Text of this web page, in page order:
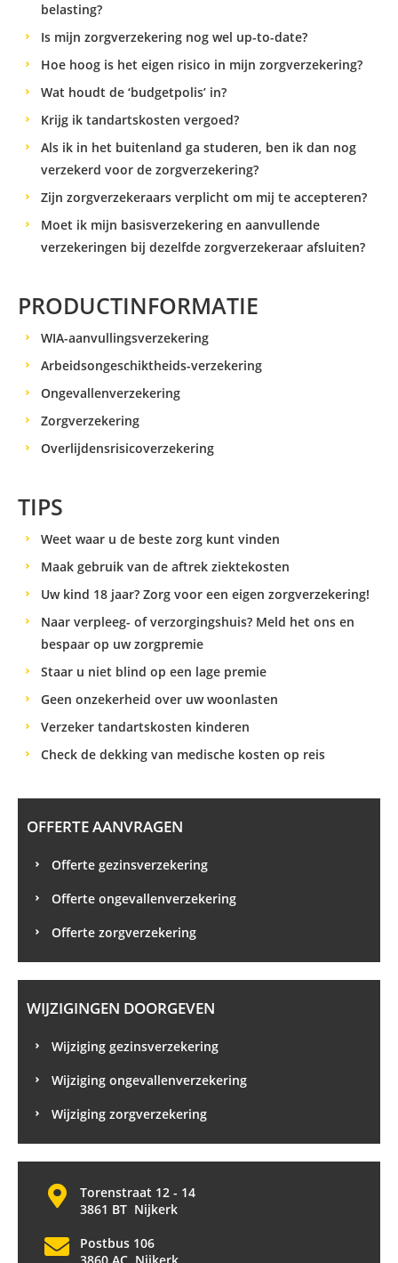
belasting?
Is mijn zorgverzekering nog wel up-to-date?
Hoe hoog is het eigen risico in mijn zorgverzekering?
Wat houdt de ‘budgetpolis’ in?
Krijg ik tandartskosten vergoed?
Als ik in het buitenland ga studeren, ben ik dan nog
verzekerd voor de zorgverzekering?
Zijn zorgverzekeraars verplicht om mij te accepteren?
Moet ik mijn basisverzekering en aanvullende
verzekeringen bij dezelfde zorgverzekeraar afsluiten?
PRODUCTINFORMATIE
WIA-aanvullingsverzekering
Arbeidsongeschiktheids-verzekering
Ongevallenverzekering
Zorgverzekering
Overlijdensrisicoverzekering
TIPS
Weet waar u de beste zorg kunt vinden
Maak gebruik van de aftrek ziektekosten
Uw kind 18 jaar? Zorg voor een eigen zorgverzekering!
Naar verpleeg- of verzorgingshuis? Meld het ons en
bespaar op uw zorgpremie
Staar u niet blind op een lage premie
Geen onzekerheid over uw woonlasten
Verzeker tandartskosten kinderen
Check de dekking van medische kosten op reis
OFFERTE AANVRAGEN
Offerte gezinsverzekering
Offerte ongevallenverzekering
Offerte zorgverzekering
WIJZIGINGEN DOORGEVEN
Wijziging gezinsverzekering
Wijziging ongevallenverzekering
Wijziging zorgverzekering
Torenstraat 12 - 14
3861 BT Nijkerk
Postbus 106